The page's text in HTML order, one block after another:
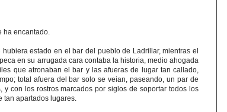
ha encantado.
hubiera estado en el bar del pueblo de Ladrillar, mientras el
en su arrugada cara contaba la historia, medio ahogada
que atronaban el bar y las afueras de lugar tan callado,
total afuera del bar solo se veian, paseando, un par de
y con los rostros marcados por siglos de soportar todos los
tan apartados lugares.